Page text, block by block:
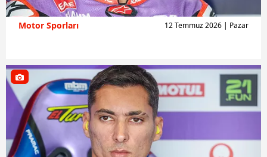
Motor Sporları 12 Temmuz 2026 | Pazar